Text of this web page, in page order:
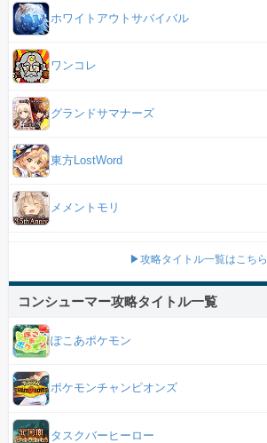
ホワイトアウトサバイバル
ワンコレ
グランドサマナーズ
東方LostWord
メメントモリ
▶攻略タイトル一覧はこちら
コンシューマー攻略タイトル一覧
ぽこあポケモン
ポケモンチャンピオンズ
タスクバーヒーロー